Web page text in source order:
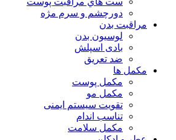
دورچشم و سرم مژه
مراقبت بدن
لوسیون بدن
بادی اسپلش
ضد تعریق
مكمل ها
مکمل پوست
مکمل مو
تقویت سیستم ایمنی
تناسب اندام
مکمل سلامت